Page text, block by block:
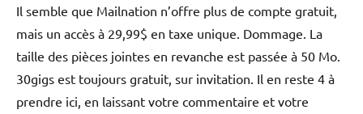
Il semble que Mailnation n’offre plus de compte gratuit,
mais un accès à 29,99$ en taxe unique. Dommage. La
taille des pièces jointes en revanche est passée à 50 Mo.
30gigs est toujours gratuit, sur invitation. Il en reste 4 à
prendre ici, en laissant votre commentaire et votre